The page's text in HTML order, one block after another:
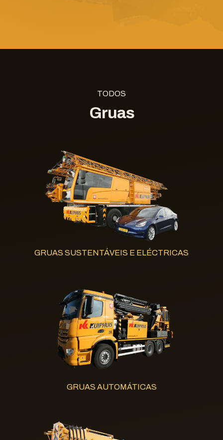
TODOS
Gruas
GRUAS SUSTENTÁVEIS E ELÉCTRICAS
GRUAS AUTOMÁTICAS